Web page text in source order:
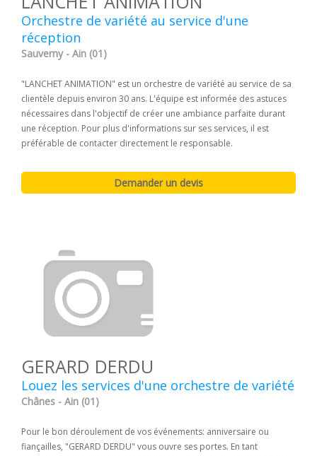
Orchestre de variété au service d'une
réception
Sauverny - Ain (01)
"LANCHET ANIMATION" est un orchestre de variété au service de sa
clientèle depuis environ 30 ans. L'équipe est informée des astuces
nécessaires dans l'objectif de créer une ambiance parfaite durant
une réception. Pour plus d'informations sur ses services, il est
préférable de contacter directement le responsable.
GERARD DERDU
Louez les services d'une orchestre de variété
Chânes - Ain (01)
Pour le bon déroulement de vos événements: anniversaire ou
fiançailles, "GERARD DERDU" vous ouvre ses portes. En tant